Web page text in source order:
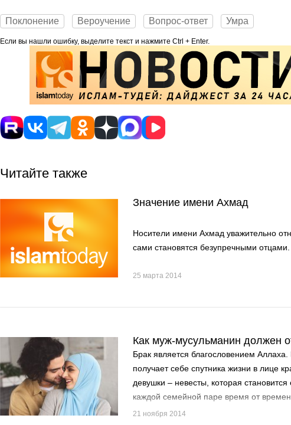
Поклонение Вероучение Вопрос-ответ Умра
Если вы нашли ошибку, выделите текст и нажмите Ctrl + Enter.
Читайте также
Значение имени Ахмад
Носители имени Ахмад уважительно
сами становятся безупречными отцами.
25 марта 2014
Как муж-мусульманин должен
Брак является благословением
получает себе спутника жизни в лице
девушки – невесты, которая
каждой семейной паре время от
непонимание, но вас никогда не
21 ноября 2014